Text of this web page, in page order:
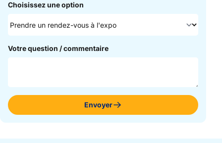
Choisissez une option
Votre question / commentaire
Envoyer